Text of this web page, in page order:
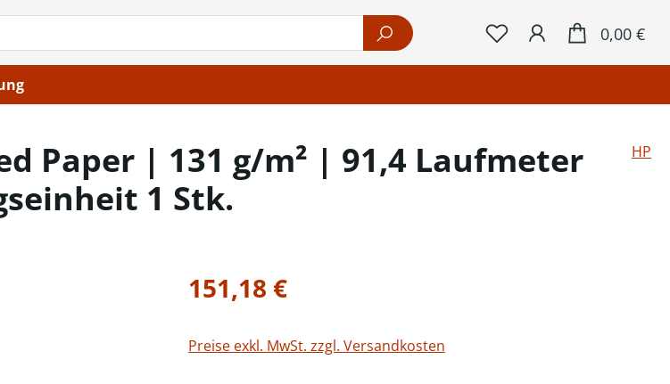
0,00 €
Paper | 131 g/m² | 91,4 Laufmeter
1 Stk.
HP
Regulärer Preis:
151,18 €
Preise exkl. MwSt. zzgl. Versandkosten